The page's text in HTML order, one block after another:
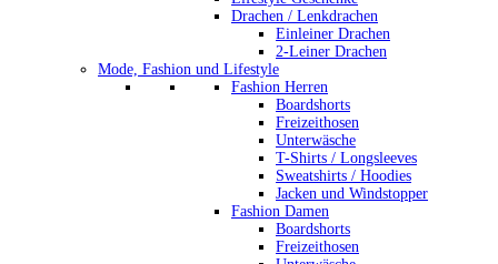
Drachen / Lenkdrachen
Einleiner Drachen
2-Leiner Drachen
Mode, Fashion und Lifestyle
Fashion Herren
Boardshorts
Freizeithosen
Unterwäsche
T-Shirts / Longsleeves
Sweatshirts / Hoodies
Jacken und Windstopper
Fashion Damen
Boardshorts
Freizeithosen